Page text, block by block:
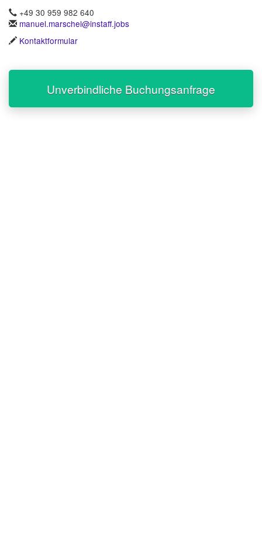
+49 30 959 982 640
manuel.marschel@instaff.jobs
Kontaktformular
Unverbindliche Buchungsanfrage